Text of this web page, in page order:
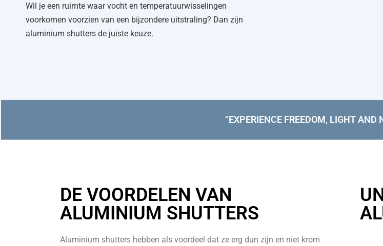
Wil je een ruimte waar vocht en temperatuurwisselingen
voorkomen voorzien van een bijzondere uitstraling? Dan zijn
aluminium shutters de juiste keuze.
“EXPERIENCE FREEDOM, LIGHT AND
DE VOORDELEN VAN
ALUMINIUM SHUTTERS
Aluminium shutters hebben als voordeel dat ze erg dun zijn en niet krom